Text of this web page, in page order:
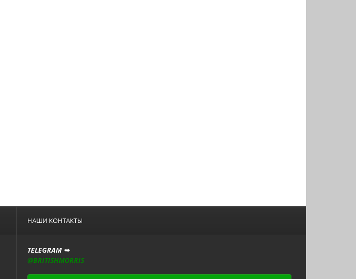
НАШИ КОНТАКТЫ
TELEGRAM ➥
@BRITISHMORRIS